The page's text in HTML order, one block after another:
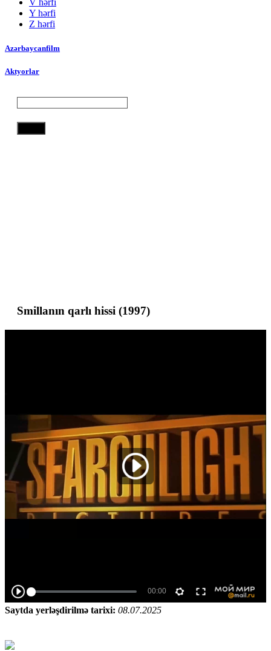
V hərfi
Y hərfi
Z hərfi
Azərbaycanfilm
Aktyorlar
Smillanın qarlı hissi (1997)
Saytda yerləşdirilmə tarixi: 08.07.2025